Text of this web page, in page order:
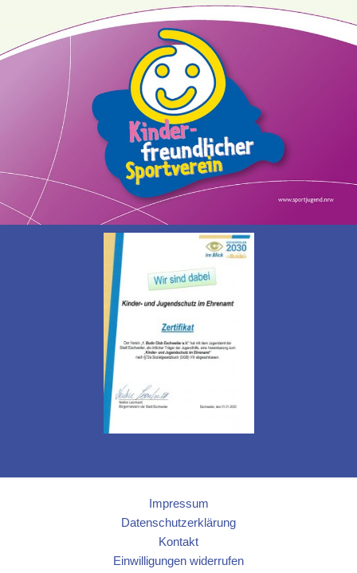
Impressum
Datenschutzerklärung
Kontakt
Einwilligungen widerrufen